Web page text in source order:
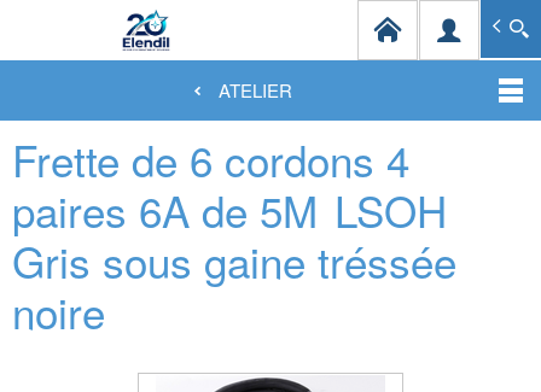
au
contenu
principal
Spécialiste en infrastructures et solutions de
ATELIER
Frette de 6 cordons 4
paires 6A de 5M LSOH
Gris sous gaine tréssée
noire